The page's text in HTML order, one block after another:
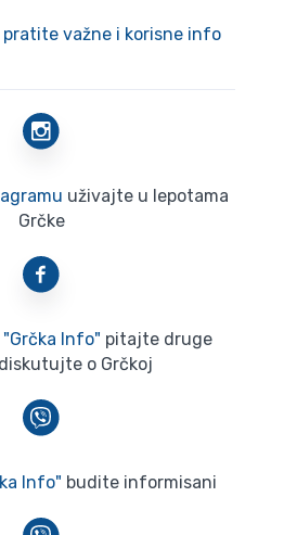
važne i korisne info
uživajte u lepotama
Grčke
Info" pitajte druge
o Grčkoj
Info" budite informisani